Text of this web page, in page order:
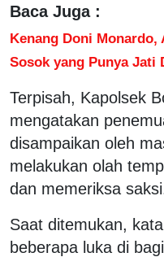
Baca Juga :
Kenang Doni
Sosok yang Punya Jati
Terpisah, Kapolsek
mengatakan
disampaikan oleh
melakukan olah
dan memeriksa
Saat ditemukan,
beberapa luka di